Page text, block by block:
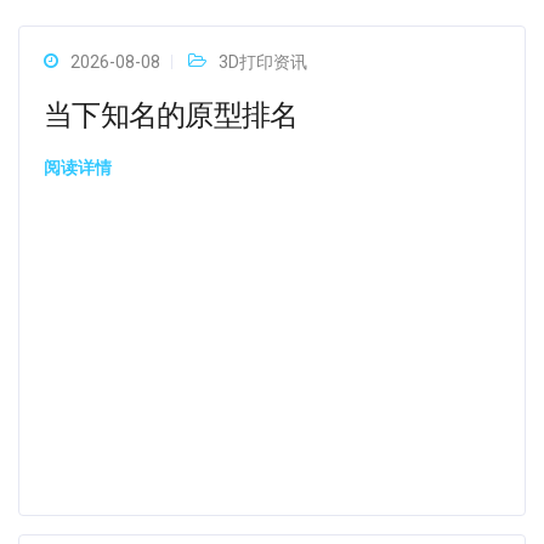
2026-08-08 3D打印资讯
当下知名的原型排名
阅读详情